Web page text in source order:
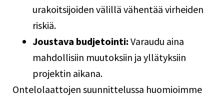
urakoitsijoiden välillä vähentää virheiden
riskiä.
Joustava budjetointi: Varaudu aina
mahdollisiin muutoksiin ja yllätyksiin
projektin aikana.
Ontelolaattojen suunnittelussa huomioimme